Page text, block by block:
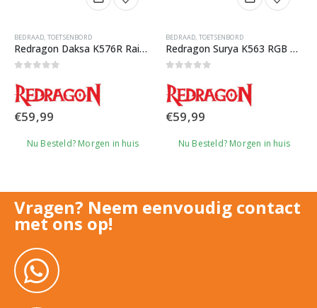
BEDRAAD, TOETSENBORD
Redragon Daksa K576R Rainbow Gaming Toetsenbord
€59,99
Nu Besteld? Morgen in huis
BEDRAAD, TOETSENBORD
Redragon Surya K563 RGB Gaming Toetsenbord
€59,99
Nu Besteld? Morgen in huis
Vragen? Neem eenvoudig contact
met ons op!